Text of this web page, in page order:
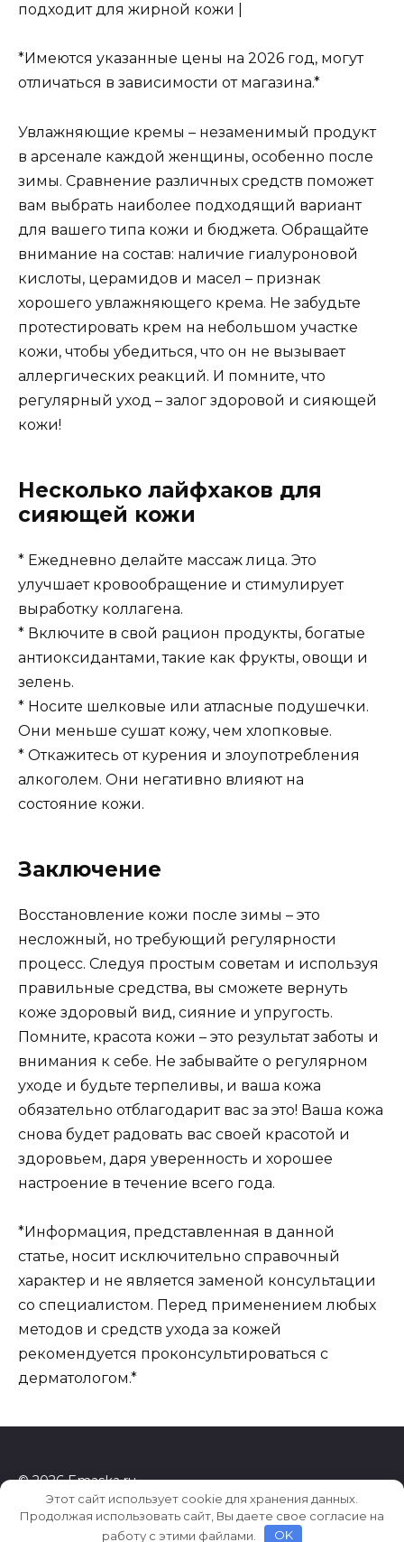
подходит для жирной кожи |
*Имеются указанные цены на 2026 год, могут
отличаться в зависимости от магазина.*
Увлажняющие кремы – незаменимый продукт
в арсенале каждой женщины, особенно после
зимы. Сравнение различных средств поможет
вам выбрать наиболее подходящий вариант
для вашего типа кожи и бюджета. Обращайте
внимание на состав: наличие гиалуроновой
кислоты, церамидов и масел – признак
хорошего увлажняющего крема. Не забудьте
протестировать крем на небольшом участке
кожи, чтобы убедиться, что он не вызывает
аллергических реакций. И помните, что
регулярный уход – залог здоровой и сияющей
кожи!
Несколько лайфхаков для
сияющей кожи
* Ежедневно делайте массаж лица. Это
улучшает кровообращение и стимулирует
выработку коллагена.
* Включите в свой рацион продукты, богатые
антиоксидантами, такие как фрукты, овощи и
зелень.
* Носите шелковые или атласные подушечки.
Они меньше сушат кожу, чем хлопковые.
* Откажитесь от курения и злоупотребления
алкоголем. Они негативно влияют на
состояние кожи.
Заключение
Восстановление кожи после зимы – это
несложный, но требующий регулярности
процесс. Следуя простым советам и используя
правильные средства, вы сможете вернуть
коже здоровый вид, сияние и упругость.
Помните, красота кожи – это результат заботы и
внимания к себе. Не забывайте о регулярном
уходе и будьте терпеливы, и ваша кожа
обязательно отблагодарит вас за это! Ваша кожа
снова будет радовать вас своей красотой и
здоровьем, даря уверенность и хорошее
настроение в течение всего года.
*Информация, представленная в данной
статье, носит исключительно справочный
характер и не является заменой консультации
со специалистом. Перед применением любых
методов и средств ухода за кожей
рекомендуется проконсультироваться с
дерматологом.*
© 2026 Emaska.ru
Этот сайт использует cookie для хранения данных.
Продолжая использовать сайт, Вы даете свое согласие на
работу с этими файлами.
OK